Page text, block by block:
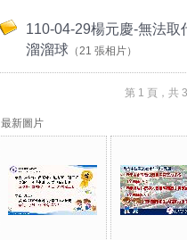
110-04-29楊元慶-無法取
溜溜球 （21 張相片）
第 1 頁，共
最新圖片